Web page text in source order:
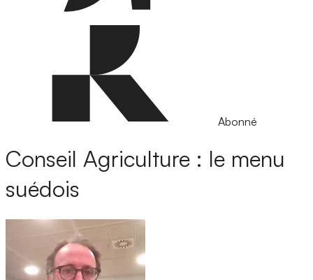
Abonné
Conseil Agriculture : le menu
suédois